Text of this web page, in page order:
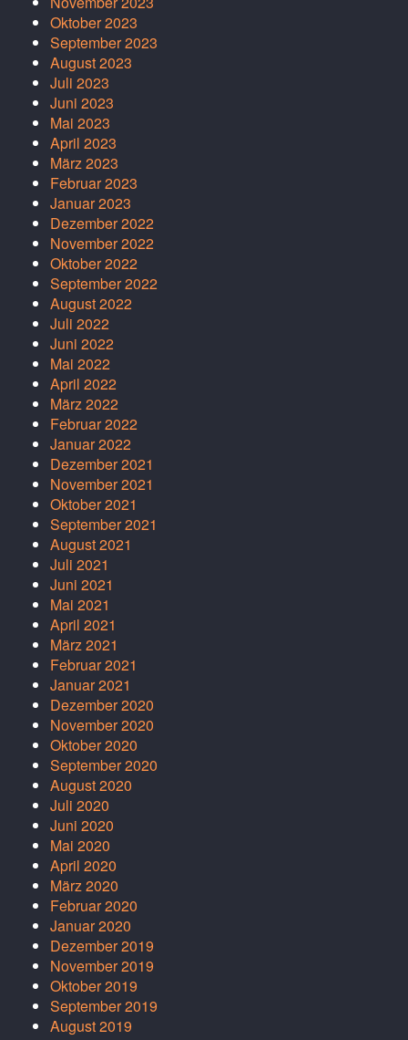
Oktober 2023
September 2023
August 2023
Juli 2023
Juni 2023
Mai 2023
April 2023
März 2023
Februar 2023
Januar 2023
Dezember 2022
November 2022
Oktober 2022
September 2022
August 2022
Juli 2022
Juni 2022
Mai 2022
April 2022
März 2022
Februar 2022
Januar 2022
Dezember 2021
November 2021
Oktober 2021
September 2021
August 2021
Juli 2021
Juni 2021
Mai 2021
April 2021
März 2021
Februar 2021
Januar 2021
Dezember 2020
November 2020
Oktober 2020
September 2020
August 2020
Juli 2020
Juni 2020
Mai 2020
April 2020
März 2020
Februar 2020
Januar 2020
Dezember 2019
November 2019
Oktober 2019
September 2019
August 2019